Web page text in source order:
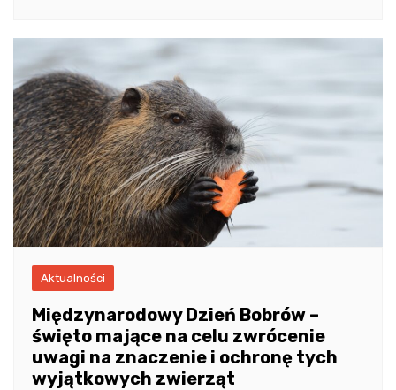
Aktualności
Międzynarodowy Dzień Bobrów –
święto mające na celu zwrócenie
uwagi na znaczenie i ochronę tych
wyjątkowych zwierząt